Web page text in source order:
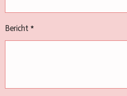
Bericht *